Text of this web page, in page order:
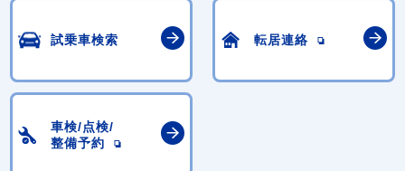
試乗車検索 転居連絡
車検/点検/
整備予約